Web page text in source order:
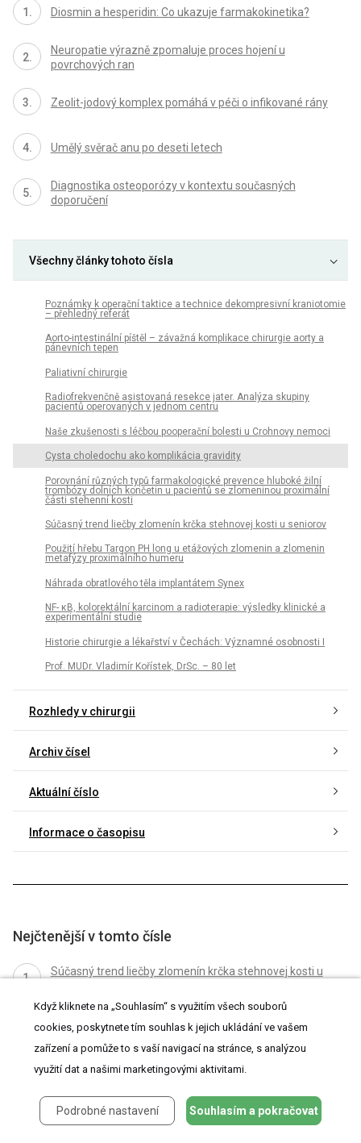
Diosmin a hesperidin: Co ukazuje farmakokinetika?
Neuropatie výrazně zpomaluje proces hojení u
povrchových ran
Zeolit-jodový komplex pomáhá v péči o infikované rány
Umělý svěrač anu po deseti letech
Diagnostika osteoporózy v kontextu současných
doporučení
Všechny články tohoto čísla
Poznámky k operační taktice a technice dekompresivní kraniotomie
– přehledný referát
Aorto-intestinální píštěl – závažná komplikace chirurgie aorty a
pánevních tepen
Paliativní chirurgie
Radiofrekvenčně asistovaná resekce jater. Analýza skupiny
pacientů operovaných v jednom centru
Naše zkušenosti s léčbou pooperační bolesti u Crohnovy nemoci
Cysta choledochu ako komplikácia gravidity
Porovnání různých typů farmakologické prevence hluboké žilní
trombózy dolních končetin u pacientů se zlomeninou proximální
části stehenní kosti
Súčasný trend liečby zlomenín krčka stehnovej kosti u seniorov
Použití hřebu Targon PH long u etážových zlomenin a zlomenin
metafýzy proximálního humeru
Náhrada obratlového těla implantátem Synex
NF- κB, kolorektální karcinom a radioterapie: výsledky klinické a
experimentální studie
Historie chirurgie a lékařství v Čechách: Významné osobnosti I
Prof. MUDr. Vladimír Kořístek, DrSc. – 80 let
Rozhledy v chirurgii
Archiv čísel
Aktuální číslo
Informace o časopisu
Nejčtenější v tomto čísle
Súčasný trend liečby zlomenín krčka stehnovej kosti u
Použití hřebu Targon PH long u etážových zlomenin a
zlomenin metafýzy proximálního humeru
Náhrada obratlového těla implantátem Synex
Historie chirurgie a lékařství v Čechách: Významné
Když kliknete na „Souhlasím“ s využitím všech souborů
cookies, poskytnete tím souhlas k jejich ukládání ve vašem
zařízení a pomůže to s vaší navigací na stránce, s analýzou
využití dat a našimi marketingovými aktivitami.
Podrobné nastavení Souhlasím a pokračovat